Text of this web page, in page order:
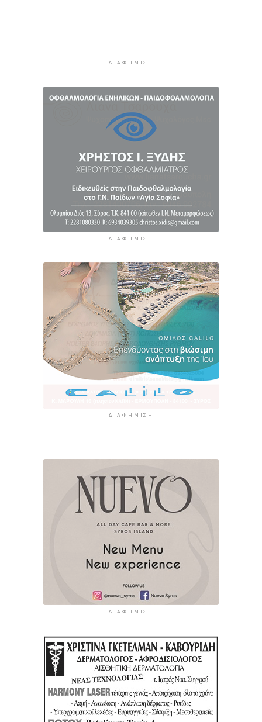
ΔΙΑΦΉΜΙΣΗ
ΔΙΑΦΉΜΙΣΗ
ΔΙΑΦΉΜΙΣΗ
ΔΙΑΦΉΜΙΣΗ